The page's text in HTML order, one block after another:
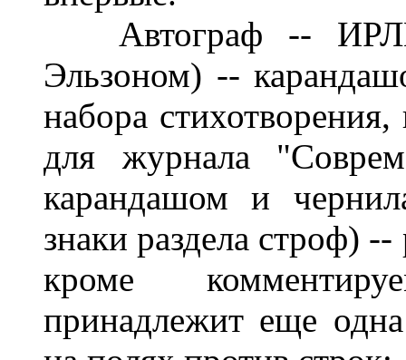
Автограф --
Эльзоном) --
набора
для журнала
карандашом и
знаки раздела строф)
кроме
принадлежит еще